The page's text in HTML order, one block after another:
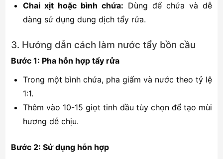
Chai xịt hoặc bình chứa: Dùng để chứa và dễ
dàng sử dụng dung dịch tẩy rửa.
3. Hướng dẫn cách làm nước tẩy bồn cầu
Bước 1: Pha hỗn hợp tẩy rửa
Trong một bình chứa, pha giấm và nước theo tỷ lệ
1:1.
Thêm vào 10-15 giọt tinh dầu tùy chọn để tạo mùi
hương dễ chịu.
Bước 2: Sử dụng hỗn hợp